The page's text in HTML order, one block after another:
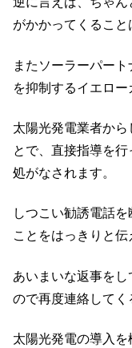
がかかってくること
またソーラーパー
を抑制するイエロー
太陽光発電業者か
とで、直接指導を
処がなされます。
しつこい勧誘電話
ことをはっきりと伝
あいまいな返事を
ので再度連絡してく
太陽光発電の導入